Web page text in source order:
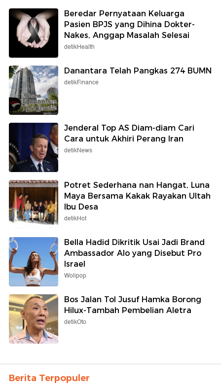
Beredar Pernyataan Keluarga
Pasien BPJS yang Dihina Dokter-
Nakes, Anggap Masalah Selesai
detikHealth
Danantara Telah Pangkas 274 BUMN
detikFinance
Jenderal Top AS Diam-diam Cari
Cara untuk Akhiri Perang Iran
detikNews
Potret Sederhana nan Hangat, Luna
Maya Bersama Kakak Rayakan Ultah
Ibu Desa
detikHot
Bella Hadid Dikritik Usai Jadi Brand
Ambassador Alo yang Disebut Pro
Israel
Wolipop
Bos Jalan Tol Jusuf Hamka Borong
Hilux-Tambah Pembelian Aletra
detikOto
Berita Terpopuler